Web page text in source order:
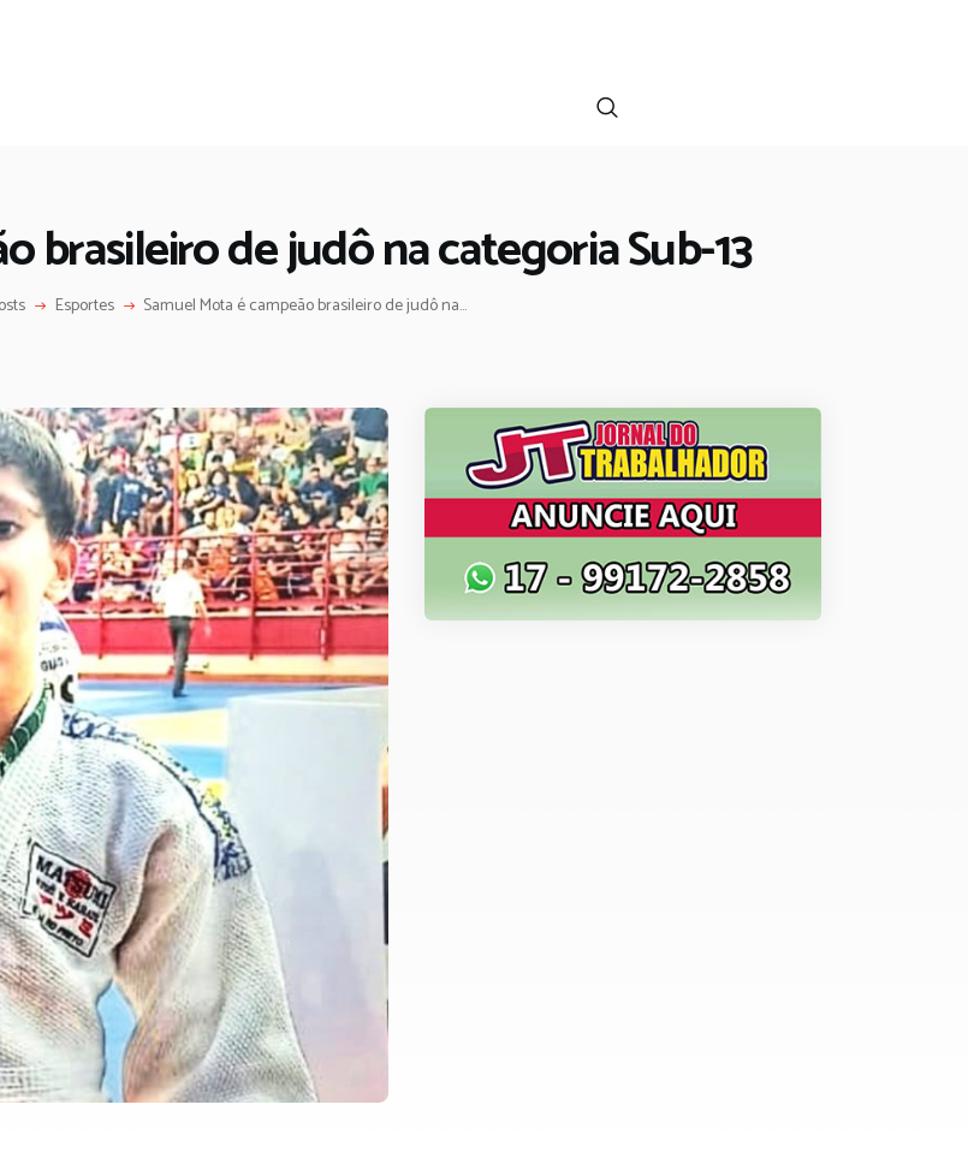
brasileiro de judô na categoria Sub-13
Esportes Samuel Mota é campeão brasileiro de judô na...